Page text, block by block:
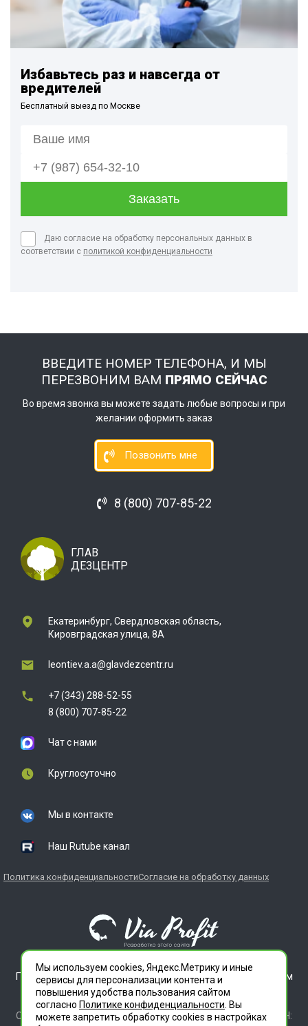
Избавьтесь раз и навсегда от
вредителей
Бесплатный выезд по Москве
Даю согласие на обработку персональных данных в
соответствии с политикой конфиденциальности
ВВЕДИТЕ НОМЕР ТЕЛЕФОНА, И МЫ
ПЕРЕЗВОНИМ ВАМ ПРЯМО СЕЙЧАС
Во время звонка вы можете задать любые вопросы и при
желании оформить заказ
Позвонить мне
8 (800) 707-85-22
ГЛАВ
ДЕЗЦЕНТР
Екатеринбург, Свердловская область,
Кировградская улица, 8А
leontiev.a.a@glavdezcentr.ru
+7 (343) 288-52-55
8 (800) 707-85-22
Чат с нами
Круглосуточно
Мы в контакте
Наш Rutube канал
Политика конфиденциальностиСогласие на обработку данных
ГЛАВДЕЗЦЕНТР является зарегистрированным товарным
знаком. Все права защищены.
ООО "СЛУЖБА ДЕЗИНФЕКЦИИ" 620012 СВЕРДЛОВСКАЯ
ОБЛАСТЬ Г. ЕКАТЕРИНБУРГ, УЛ. ИЛЬИЧА ДОМ 14 КВ 11 ИНН:
Мы используем cookies, Яндекс.Метрику и иные
сервисы для персонализации контента и
повышения удобства пользования сайтом
согласно Политике конфиденциальности . Вы
можете запретить обработку сookies в настройках